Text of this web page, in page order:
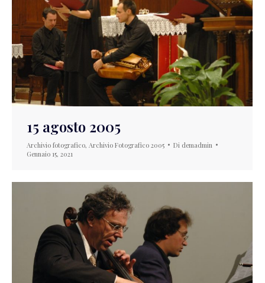
15 agosto 2005
Archivio fotografico, Archivio Fotografico 2005 Di demadmin
Gennaio 15, 2021